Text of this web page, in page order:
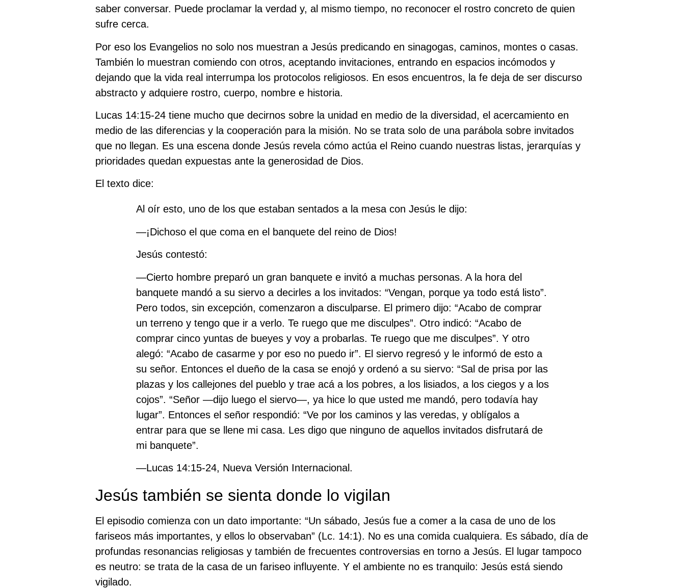
saber conversar. Puede proclamar la verdad y, al mismo tiempo, no reconocer el rostro concreto de quien
sufre cerca.
Por eso los Evangelios no solo nos muestran a Jesús predicando en sinagogas, caminos, montes o casas.
También lo muestran comiendo con otros, aceptando invitaciones, entrando en espacios incómodos y
dejando que la vida real interrumpa los protocolos religiosos. En esos encuentros, la fe deja de ser discurso
abstracto y adquiere rostro, cuerpo, nombre e historia.
Lucas 14:15-24 tiene mucho que decirnos sobre la unidad en medio de la diversidad, el acercamiento en
medio de las diferencias y la cooperación para la misión. No se trata solo de una parábola sobre invitados
que no llegan. Es una escena donde Jesús revela cómo actúa el Reino cuando nuestras listas, jerarquías y
prioridades quedan expuestas ante la generosidad de Dios.
El texto dice:
Al oír esto, uno de los que estaban sentados a la mesa con Jesús le dijo:
—¡Dichoso el que coma en el banquete del reino de Dios!
Jesús contestó:
—Cierto hombre preparó un gran banquete e invitó a muchas personas. A la hora del
banquete mandó a su siervo a decirles a los invitados: “Vengan, porque ya todo está listo”.
Pero todos, sin excepción, comenzaron a disculparse. El primero dijo: “Acabo de comprar
un terreno y tengo que ir a verlo. Te ruego que me disculpes”. Otro indicó: “Acabo de
comprar cinco yuntas de bueyes y voy a probarlas. Te ruego que me disculpes”. Y otro
alegó: “Acabo de casarme y por eso no puedo ir”. El siervo regresó y le informó de esto a
su señor. Entonces el dueño de la casa se enojó y ordenó a su siervo: “Sal de prisa por las
plazas y los callejones del pueblo y trae acá a los pobres, a los lisiados, a los ciegos y a los
cojos”. “Señor —dijo luego el siervo—, ya hice lo que usted me mandó, pero todavía hay
lugar”. Entonces el señor respondió: “Ve por los caminos y las veredas, y oblígalos a
entrar para que se llene mi casa. Les digo que ninguno de aquellos invitados disfrutará de
mi banquete”.
—Lucas 14:15-24, Nueva Versión Internacional.
Jesús también se sienta donde lo vigilan
El episodio comienza con un dato importante: “Un sábado, Jesús fue a comer a la casa de uno de los
fariseos más importantes, y ellos lo observaban” (Lc. 14:1). No es una comida cualquiera. Es sábado, día de
profundas resonancias religiosas y también de frecuentes controversias en torno a Jesús. El lugar tampoco
es neutro: se trata de la casa de un fariseo influyente. Y el ambiente no es tranquilo: Jesús está siendo
vigilado.